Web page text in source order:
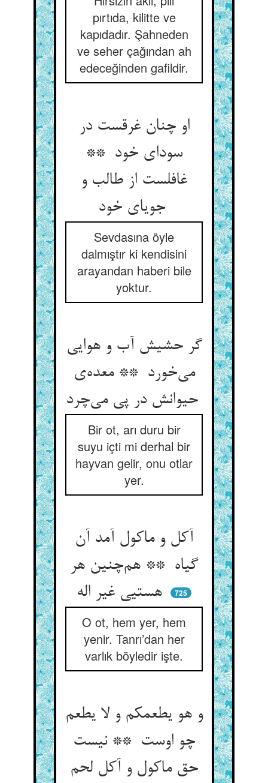
pırtıda, kilitte ve
kapıdadır. Şahneden
ve seher çağından ah
edeceğinden gafildir.
او چنان غرقست در
سودای خود **
غافلست از طالب و
Sevdasına öyle
dalmıştır ki kendisini
arayandan haberi bile
yoktur.
گر حشیش آب و هوایی
می‌خورد ** معده‌ی
حیوانش در پی می‌چرد
Bir ot, arı duru bir
suyu içti mi derhal bir
hayvan gelir, onu otlar
yer.
آکل و ماکول آمد آن
گیاه ** هم‌چنین هر
725
O ot, hem yer, hem
yenir. Tanrı’dan her
varlık böyledir işte.
و هو یطعمکم و لا یطعم
چو اوست ** نیست
حق ماکول و آکل لحم